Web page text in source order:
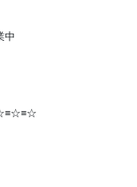
中